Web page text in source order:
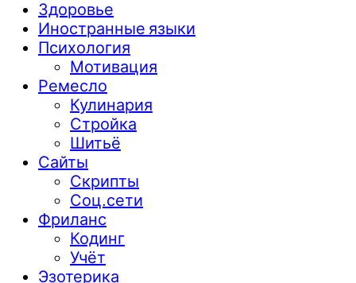
Здоровье
Иностранные языки
Психология
Мотивация
Ремесло
Кулинария
Стройка
Шитьё
Сайты
Скрипты
Соц.сети
Фриланс
Кодинг
Учёт
Эзотерика